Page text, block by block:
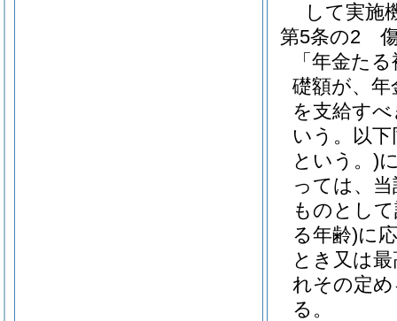
して実施
第5条の2
「年金た
礎額が、
を支給す
いう。以下
という。)
っては、
ものとし
る年齢)に
とき又は
れその定
る。